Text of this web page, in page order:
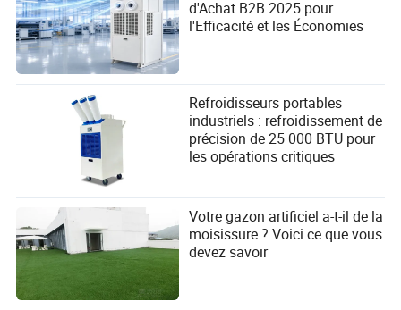
d'Achat B2B 2025 pour
l'Efficacité et les Économies
Refroidisseurs portables
industriels : refroidissement de
précision de 25 000 BTU pour
les opérations critiques
Votre gazon artificiel a-t-il de la
moisissure ? Voici ce que vous
devez savoir